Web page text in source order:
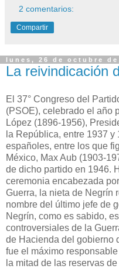
2 comentarios:
Compartir
lunes, 26 de octubre de
La reivindicación
El 37° Congreso del
(PSOE), celebrado el año
López (1896-1956),
la República, entre 1937
españoles, entre los que
México, Max Aub (1903-
de dicho partido en 1946.
ceremonia encabezada
Guerra, la nieta de Negrín
nombre del último jefe de
Negrín, como es sabido,
controversiales de la
de Hacienda del gobierno
fue el máximo
la mitad de las reservas